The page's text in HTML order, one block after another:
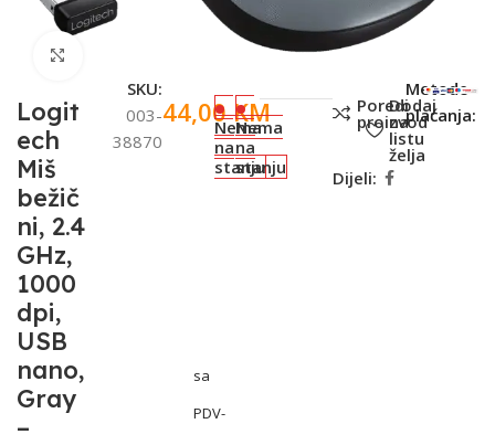
Logit
ech
Miš
bežič
ni, 2.4
GHz,
1000
dpi,
USB
nano,
Gray
–
SKU:
003-
38870
44,00KM
sa
PDV-
Nema
na
stanju
Nema
na
stanju
Poredi
proizvod
Dodaj
na
listu
želja
Dijeli:
Metode
plaćanja: